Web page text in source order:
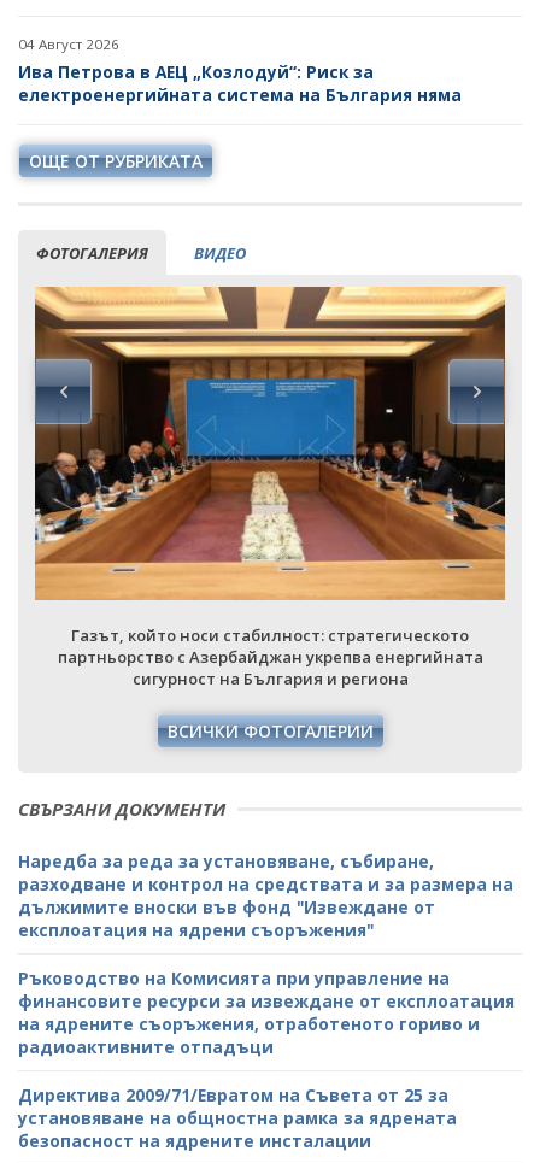
04 Август 2026
Ива Петрова в АЕЦ „Козлодуй“: Риск за
електроенергийната система на България няма
ОЩЕ ОТ РУБРИКАТА
ФОТОГАЛЕРИЯ ВИДЕО
Газът, който носи стабилност: стратегическото
партньорство с Азербайджан укрепва енергийната
сигурност на България и региона
ВСИЧКИ ФОТОГАЛЕРИИ
СВЪРЗАНИ ДОКУМЕНТИ
Наредба за реда за установяване, събиране,
разходване и контрол на средствата и за размера на
дължимите вноски във фонд "Извеждане от
експлоатация на ядрени съоръжения"
Ръководство на Комисията при управление на
финансовите ресурси за извеждане от експлоатация
на ядрените съоръжения, отработеното гориво и
радиоактивните отпадъци
Директива 2009/71/Евратом на Съвета от 25 за
установяване на общностна рамка за ядрената
безопасност на ядрените инсталации